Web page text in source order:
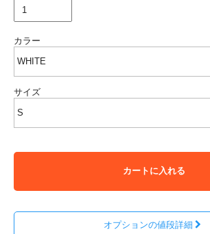
カラー
サイズ
カートに入れる
オプションの値段詳細